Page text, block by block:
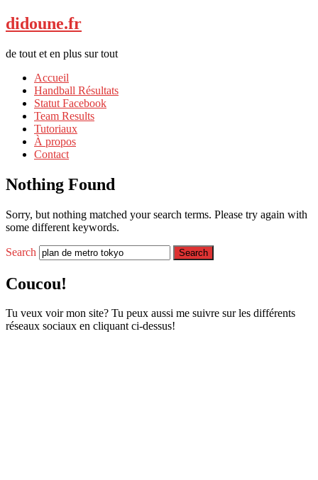
didoune.fr
de tout et en plus sur tout
Accueil
Handball Résultats
Statut Facebook
Team Results
Tutoriaux
À propos
Contact
Nothing Found
Sorry, but nothing matched your search terms. Please try again with
some different keywords.
Search
Coucou!
Tu veux voir mon site? Tu peux aussi me suivre sur les différents
réseaux sociaux en cliquant ci-dessus!